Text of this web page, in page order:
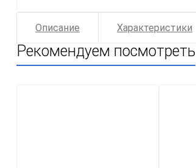
Описание Характеристики
Рекомендуем посмотреть